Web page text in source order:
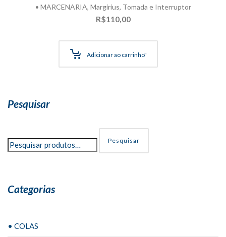
• MARCENARIA, Margirius, Tomada e Interruptor
R$110,00
Adicionar ao carrinho"
Pesquisar
Pesquisar
Categorias
• COLAS